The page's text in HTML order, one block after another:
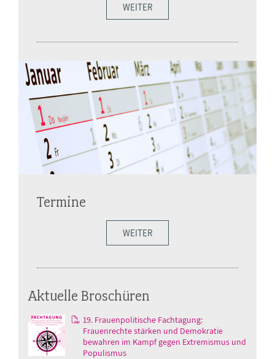
WEITER
Termine
WEITER
Aktuelle Broschüren
19. Frauenpolitische Fachtagung:
Frauenrechte stärken und Demokratie
bewahren im Kampf gegen Extremismus und
Populismus